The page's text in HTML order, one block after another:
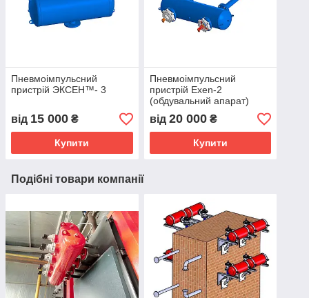
Пневмоімпульсний
пристрій ЭКСЕН™- 3
від 15 000 ₴
Купити
Пневмоімпульсний
пристрій Exen-2
(обдувальний апарат)
від 20 000₴
Купити
Подібні товари компанії